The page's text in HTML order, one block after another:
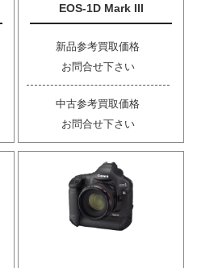
EOS-1D Mark III
新品参考買取価格
お問合せ下さい
中古参考買取価格
お問合せ下さい